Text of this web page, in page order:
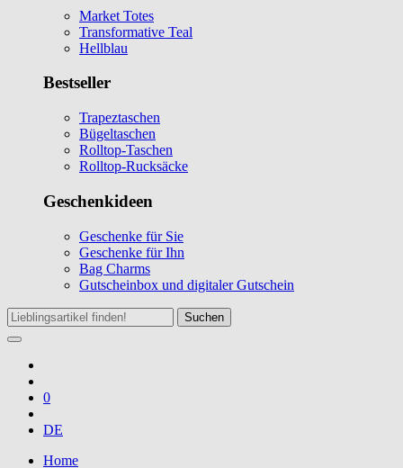
Market Totes
Transformative Teal
Hellblau
Bestseller
Trapeztaschen
Bügeltaschen
Rolltop-Taschen
Rolltop-Rucksäcke
Geschenkideen
Geschenke für Sie
Geschenke für Ihn
Bag Charms
Gutscheinbox und digitaler Gutschein
Suchen
0
DE
Home